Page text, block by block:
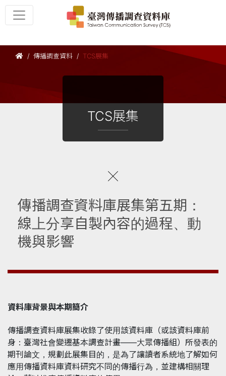
傳播調查資料 TCS展集
TCS展集
傳播調查資料庫展集第五期：
線上分享自製內容的過程、動
機與影響
資料庫背景與本期簡介
傳播調查資料庫展集收錄了使用該資料庫（或該資料庫前
身：臺灣社會變遷基本調查計畫——大眾傳播組）所發表的
期刊論文，規劃此展集目的，是為了讓讀者系統地了解如何
應用傳播資料庫資料研究不同的傳播行為，並建構相關理